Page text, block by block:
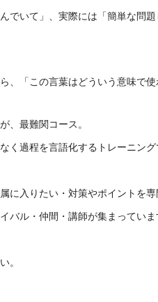
でいて」、実際には「簡単な問
、「この言葉はどういう意味で
、最難関コース。
く過程を言語化するトレーニン
に入りたい・対策やポイントを専
バル・仲間・講師が集まっていま
。